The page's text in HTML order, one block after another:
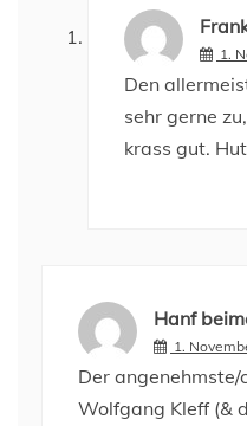
1.
Den
sehr gerne
krass gut.
Hanf
1.
Der
Wolfgang Kleff (&